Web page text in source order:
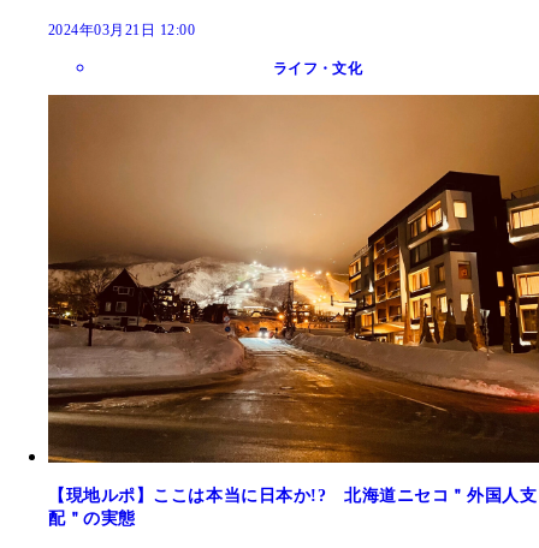
2024年03月21日 12:00
ライフ・文化
【現地ルポ】ここは本当に日本か!? 北海道ニセコ＂外国人支
配＂の実態